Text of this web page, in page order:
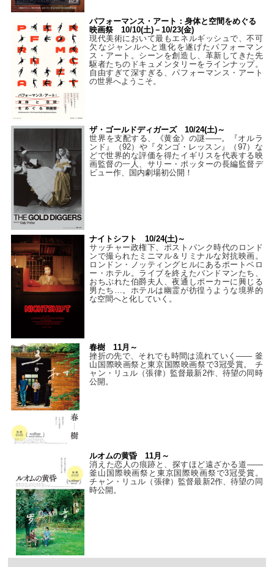
パフォーマンス・アート：身体と空間をめぐる
映画祭 10/10(土)－10/23(金)
現代美術において最もエネルギッシュで、不可
欠なジャンルへと進化を遂げたパフォーマン
ス・アート。シーンを創造し、革新してきた先
駆者たちのドキュメンタリーをラインナップ。
自由すぎて深すぎる、パフォーマンス・アート
の世界へようこそ。
ザ・ゴールドディガーズ 10/24(土)～
世界を支配する、《黄金》の謎――。『オルラ
ンド』（92）や『タンゴ・レッスン』（97）な
どで世界的な評価を得たイギリスを代表する映
画監督の一人、サリー・ポッターの長編監督デ
ビュー作、国内劇場初公開！
ナイトシフト 10/24(土)～
サッチャー政権下、ポストパンク時代のロンド
ンで撮られたミニマル＆リミナルな対抗映画。
ロンドン・ノッティングヒルにあるポートベロ
ー・ホテル。ライブを終えたバンドマンたち、
おちぶれた伯爵夫人、夜通しポーカーに興じる
男たち…。ホテルは幽霊が彷徨うような境界的
な空間へと化していく。
春樹 11月～
挫折の先で、それでも時間は流れていく—— 釜
山国際映画祭と東京国際映画祭で3冠受賞。 チ
ャン・リュル（張律）監督最新2作、待望の同時
公開。
ルオムの黄昏 11月～
消えた恋人の痕跡と、探すほど遠ざかる道——
釜山国際映画祭と東京国際映画祭で3冠受賞。
チャン・リュル（張律）監督最新2作、待望の同
時公開。